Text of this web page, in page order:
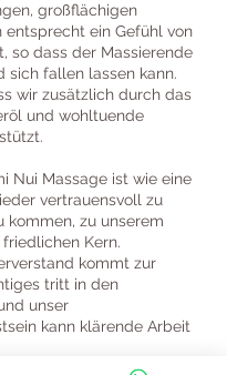
großflächigen
entsprecht ein Gefühl von
so dass der Massierende
sich fallen lassen kann.
wir zusätzlich durch das
und wohltuende
Nui Massage ist wie eine
vertrauensvoll zu
kommen, zu unserem
Kern.
kommt zur
tritt in den
unser
kann klärende Arbeit